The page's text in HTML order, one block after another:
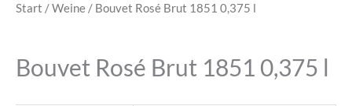
Start /Weine / Bouvet Rosé Brut 1851 0,375 l
Bouvet Rosé Brut 1851 0,375 l